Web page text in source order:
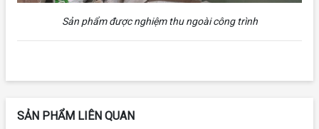
Sản phẩm được nghiệm thu ngoài công trình
SẢN PHẨM LIÊN QUAN